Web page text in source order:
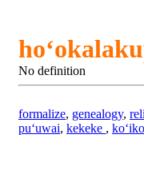
No definition
formalize, genealogy,
puʻuwai, kekeke ,